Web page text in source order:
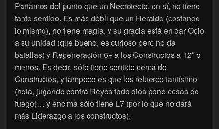
Partamos del punto que un Necrotecto, en sí, no tiene
tanto sentido. Es más débil que un Heraldo (costando
lo mismo), no tiene magia, y su gracia está en dar Odio
a su unidad (que bueno, es curioso pero no da
batallas) y Regeneración 6+ a los Constructos a 12″ o
menos. Es decir, sólo tiene sentido cerca de
Constructos, y tampoco es que los refuerce tantísimo
(hola, jugando contra Reyes todo dios pone cosas de
fuego)… y encima sólo tiene L7 (por lo que no dará
más Liderazgo a los constructos).